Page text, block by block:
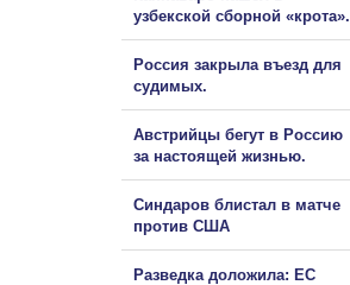
узбекской сборной «крота».
Россия закрыла въезд для
судимых.
Австрийцы бегут в Россию
за настоящей жизнью.
Синдаров блистал в матче
против США
Разведка доложила: ЕС